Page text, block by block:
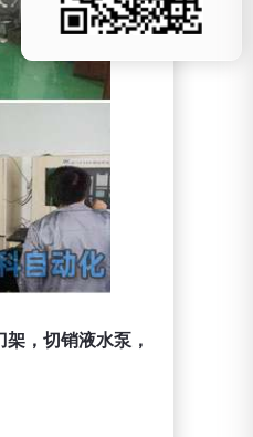
，切销液水泵，